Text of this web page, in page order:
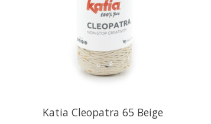
Katia Cleopatra 65 Beige